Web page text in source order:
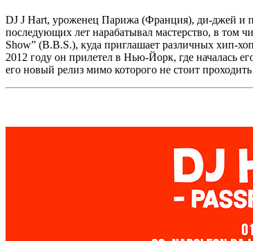
DJ J Hart, уроженец Парижа (Франция), ди-джей и
последующих лет нарабатывал мастерство, в том
Show” (B.B.S.), куда приглашает различных хип-
2012 году он прилетел в Нью-Йорк, где началась
его новый релиз мимо которого не стоит проходить